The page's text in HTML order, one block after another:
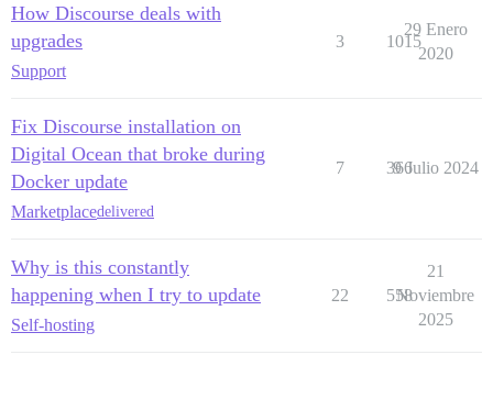
How Discourse deals with
upgrades
Support
3 1015
29 Enero
2020
Fix Discourse installation on
Digital Ocean that broke during
Docker update
Marketplacedelivered
7 366
9 Julio 2024
Why is this constantly
happening when I try to update
Self-hosting
22 558
21
Noviembre
2025